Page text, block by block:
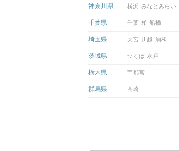
神奈川県 横浜 みなとみらい
千葉県 千葉 柏 船橋
埼玉県 大宮 川越 浦和
茨城県 つくば 水戸
栃木県 宇都宮
群馬県 高崎